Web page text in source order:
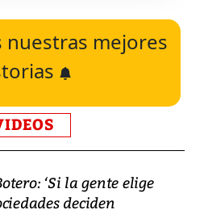
nuestras mejores
‘Si la gente elige
deciden